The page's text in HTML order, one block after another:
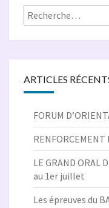
Rechercher :
ARTICLES
FORUM
LE GRAND ORAL
au 1er juillet
Les épreuves du